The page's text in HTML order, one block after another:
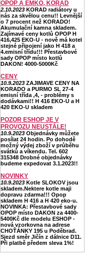
OPOP A EMKO, KORAD
2.10.2023 KORAD radiátory u
nás za skvělou cenu!! Levnější
o 7 procent než KORADO!
Akumulační kamna skladem.
Zajímavé ceny kotlů OPOP H
416,425 EKO-U - nově má kotel
stejné připojení jako H 418 a
4.emisní třídu!!! Přestavbové
sady OPOP místo kotlů
DAKON! 4000-5000Kč
CENY
10.9.2023 ZAJIMAVE CENY NA
KORADO a PURMO SL 27-4
emisní třída ,4, - problémy s
dodávkami!! H 416 EKO-U a H
420 EKO-U skladem
POZOR ESHOP JE V
PROVOZU NEUSTÁLE!
10.9.2023 Objednávky můžete
posílat 24 hodin. Po dohodě
možný výdej zboží v průběhu
svátků a víkendu. Tel. 602
315348 Drobné objednávky
budeme expedovat 3.1.2023!!
NOVINKY
10.9.2023 Kotle SLOKOV jsou
skladem.Nektere kotle maji
dopravu zdarma!!! Opop
skladem H 416 a H 420 eko-u.
NOVINKA: Přestavbové sady
OPOP místo DAKON za 4400-
5400Kč dle modelu ESHOP -
nová vzorkovna na adrese
CHOŤÁNKY 195 u Poděbrad.
Sjezd směr Jičín z dálnice D11.
Při platbě předem sleva 1%!